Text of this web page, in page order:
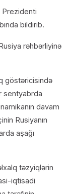
Prezidenti
bildirib.
rəhbərliyinə
göstəricisində
sentyabrda
davam
Rusiyanın
aşağı
təzyiqlərin
iqtisadi